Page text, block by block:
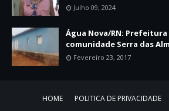
Julho 09, 2024
Água Nova/RN:
comunidade Serra das
Fevereiro 23, 2017
HOME POLITICA DE PRIVACIDADE